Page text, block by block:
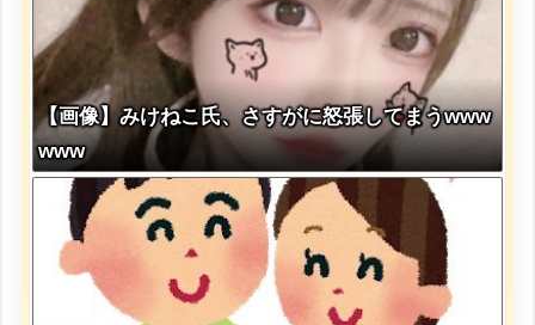
【画像】みけねこ氏、さすがに怒張してまうwww
www